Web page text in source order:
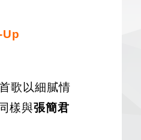
歌以細膩情
樣與張簡君